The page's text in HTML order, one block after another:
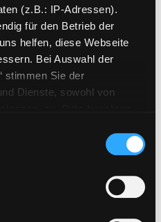
(z.B.: IP-Adressen).
für den Betrieb der
helfen, diese Webseite
Bei Auswahl der
stimmen Sie der
Dienste, sowohl von
Verarbeitung in
außerhalb des EWR
stattfinden kann. In
aktuell Risiken für
Tage
dem Jahr veröffentlicht
anzeigen, die vor dem